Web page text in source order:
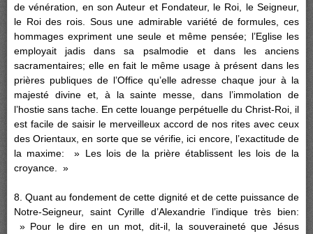
de vénération, en son Auteur et Fondateur, le Roi, le Seigneur,
le Roi des rois. Sous une admirable variété de formules, ces
hommages expriment une seule et même pensée; l’Eglise les
employait jadis dans sa psalmodie et dans les anciens
sacramentaires; elle en fait le même usage à présent dans les
prières publiques de l’Office qu’elle adresse chaque jour à la
majesté divine et, à la sainte messe, dans l’immolation de
l’hostie sans tache. En cette louange perpétuelle du Christ-Roi, il
est facile de saisir le merveilleux accord de nos rites avec ceux
des Orientaux, en sorte que se vérifie, ici encore, l’exactitude de
la maxime: » Les lois de la prière établissent les lois de la
croyance. »
8. Quant au fondement de cette dignité et de cette puissance de
Notre-Seigneur, saint Cyrille d’Alexandrie l’indique très bien:
» Pour le dire en un mot, dit-il, la souveraineté que Jésus